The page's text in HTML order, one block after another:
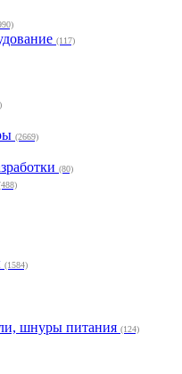
(117)
(2669)
(80)
(1584)
шнуры питания (124)